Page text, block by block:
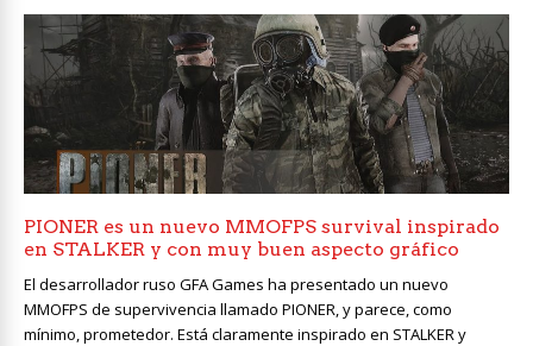
PIONER es un nuevo MMOFPS survival inspirado
en STALKER y con muy buen aspecto gráfico
El desarrollador ruso GFA Games ha presentado un nuevo
MMOFPS de supervivencia llamado PIONER, y parece, como
mínimo, prometedor. Está claramente inspirado en STALKER y